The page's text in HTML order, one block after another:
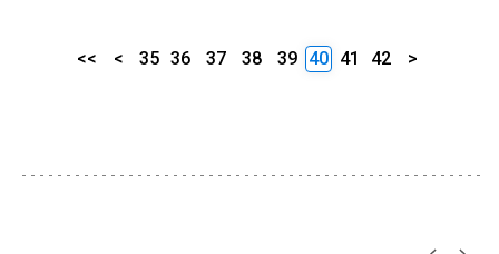
<< < 35 36 37 38 39 40 41 42 >